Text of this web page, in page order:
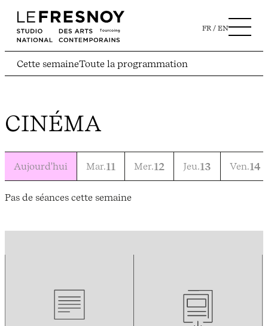
FR EN
Cette semaineToute la programmation
CINÉMA
Aujourd'hui Mar.11 Mer.12 Jeu.13 Ven.14
Pas de séances cette semaine